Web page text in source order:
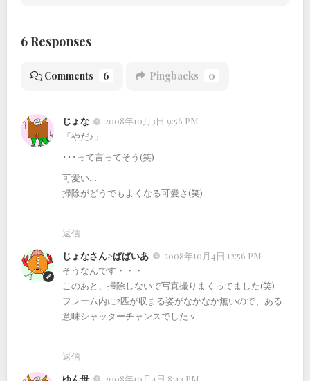
6 Responses
Comments 6 Pingbacks 0
じょな
2008年10月3日 9:56 PM
「やだ♪」
･･･って言ってそう(笑)
可愛い…
掃除がどうでもよくなる可愛さ(笑)
返信
じょなさん>ぱぱいあ
2008年10月4日 12:56 PM
そうなんです・・・
このあと、掃除しないで写真撮りまくってました(笑)
フレーム内に2匹が収まる姿がなかなか無いので、ある
意味シャッターチャンスでしたｖ
返信
ゆん母
2008年10月4日 8:43 PM